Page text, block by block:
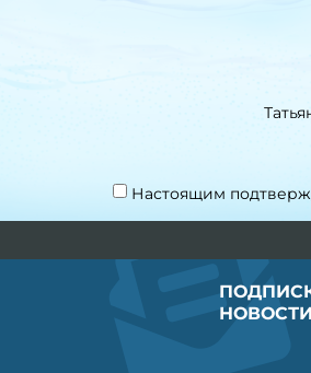
Настоящим
НОВОСТИ